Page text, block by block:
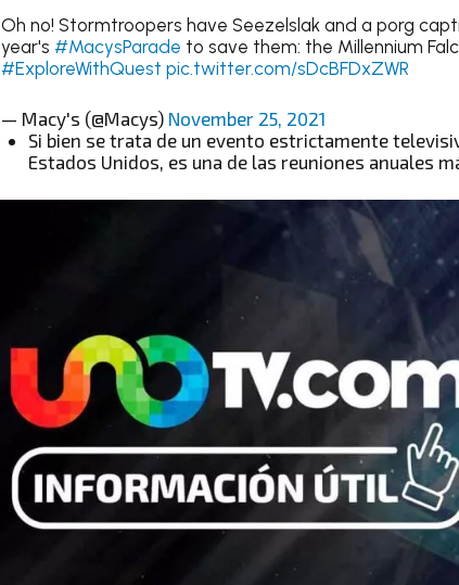
Oh no! Stormtroopers have Seezelslak and a porg
year's #MacysParade to save them: the Millennium
#ExploreWithQuest pic.twitter.com/sDcBFDxZWR
— Macy's (@Macys) November 25, 2021
Si bien se trata de un evento estrictamente
Estados Unidos, es una de las reuniones anuales